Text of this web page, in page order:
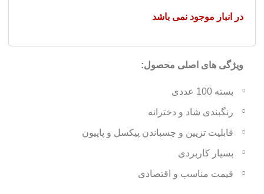
در انبار موجود نمی باشد
ویژگی های اصلی محصول:
بسته 100 عددی
رنگبندی شاد و دخترانه
قابلیت تزیین و چسباندن پیکسل و پاپیون
بسیار کاربردی
قیمت مناسب و اقتصادی